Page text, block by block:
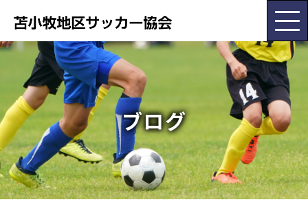
HOME
協会概要
大会･委員会情報
ブログ